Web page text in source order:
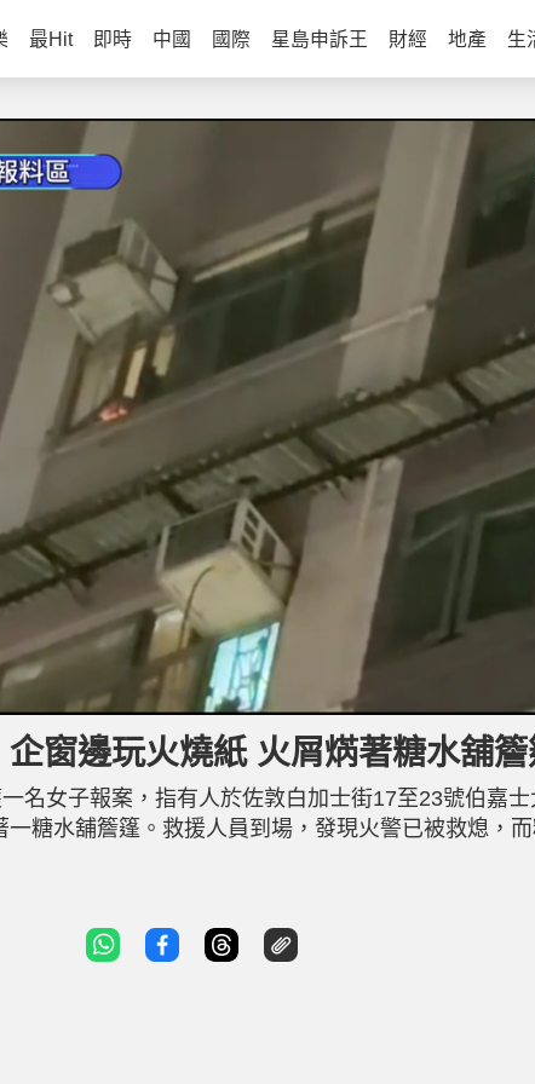
最Hit 即時 中國 國際 星島申訴王 財經 地產 生
o
d
e
d
1
0
0
.
0
窗邊玩火燒紙 火屑焫著糖水舖簷
名女子報案，指有人於佐敦白加士街17至23號伯嘉
糖水舖簷篷。救援人員到場，發現火警已被救熄，
子將已點燃的紙張放在窗邊，火屑隨風四散飄盪，散
兩名兒童，沒有成人陪同，懷疑他們被人獨留家中